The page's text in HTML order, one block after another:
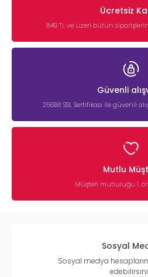
Ücretsiz
849 TL ve üzeri bütün
Güvenli
256Bit SSL Sertifikası ile güvenli
Mutlu
Müşteri mutluluğu 1.
Sosyal
Sosyal medya